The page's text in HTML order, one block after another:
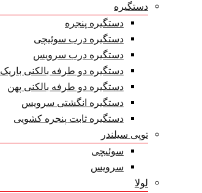
دستگیره
دستگیره پنجره
دستگیره درب سوئیچی
دستگیره درب سرویس
دستگیره دو طرفه بالکنی باریک
دستگیره دو طرفه بالکنی پهن
دستگیره انگشتی سرویس
دستگیره ثابت پنجره کشویی
توپی سیلندر
سوئیچی
سرویس
لولا